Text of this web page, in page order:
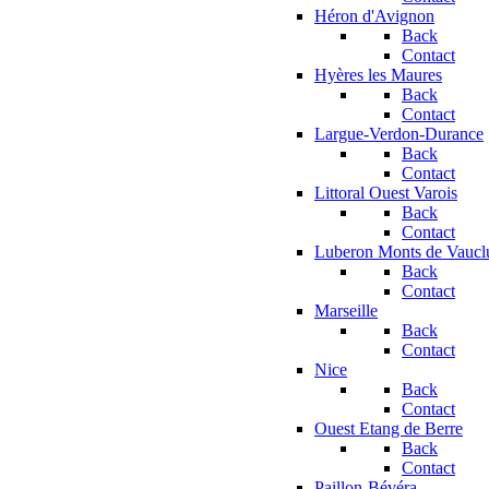
Héron d'Avignon
Back
Contact
Hyères les Maures
Back
Contact
Largue-Verdon-Durance
Back
Contact
Littoral Ouest Varois
Back
Contact
Luberon Monts de
Back
Contact
Marseille
Back
Contact
Nice
Back
Contact
Ouest Etang de Berre
Back
Contact